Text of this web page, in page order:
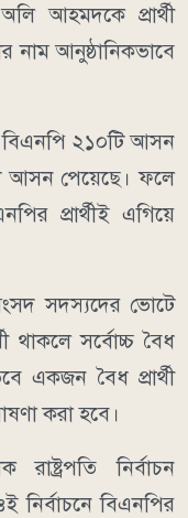
আহমদকে প্রার্থী
নাম আনুষ্ঠানিকভাবে
বিএনপি ২১০টি আসন
আসন পেয়েছে। ফলে
প্রার্থীই এগিয়ে
সদস্যদের ভোটে
থাকলে সর্বোচ্চ বৈধ
একজন বৈধ প্রার্থী
করা হবে।
রাষ্ট্রপতি নির্বাচন
নির্বাচনে বিএনপির